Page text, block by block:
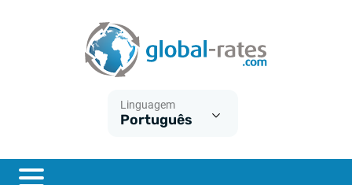
Linguagem
Português
ESTER
O que é a inflação do IPC?
O que é a inflação do IHPC?
Inflação Estados Unidos
Taxas Euribor históricas
Taxas ESTER históricas
Taxas SONIA históricas
Calculadora de inflação